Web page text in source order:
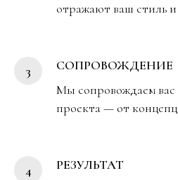
отражают ваш стиль
СОПРОВОЖДЕНИЕ
Мы сопровождаем вас
проекта — от
РЕЗУЛЬТАТ